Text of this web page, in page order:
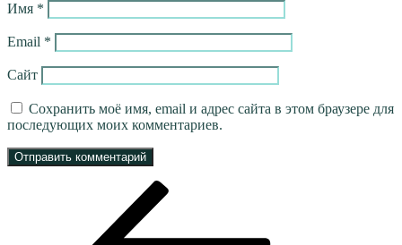
Имя *
Email *
Сайт
Сохранить моё имя, email и адрес сайта в этом браузере для
последующих моих комментариев.